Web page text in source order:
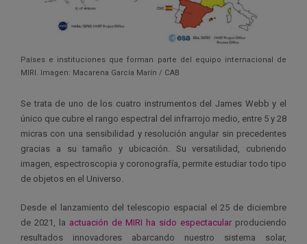
Países e instituciones que forman parte del equipo internacional de
MIRI. Imagen: Macarena García Marín / CAB
Se trata de uno de los cuatro instrumentos del James Webb y el
único que cubre el rango espectral del infrarrojo medio, entre 5 y 28
micras con una sensibilidad y resolución angular sin precedentes
gracias a su tamaño y ubicación. Su versatilidad, cubriendo
imagen, espectroscopia y coronografía, permite estudiar todo tipo
de objetos en el Universo.
Desde el lanzamiento del telescopio espacial el 25 de diciembre
de 2021, la actuación de MIRI ha sido espectacular produciendo
resultados innovadores abarcando nuestro sistema solar,